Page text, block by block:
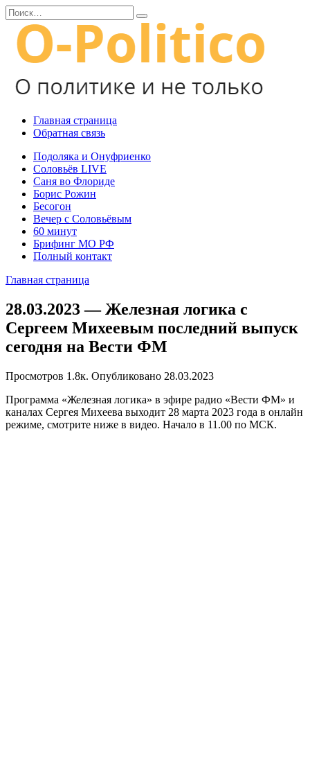
Перейти
к
содержанию
Search
for:
Главная страница
Обратная связь
Подоляка и Онуфриенко
Соловьёв LIVE
Саня во Флориде
Борис Рожин
Бесогон
Вечер с Соловьёвым
60 минут
Брифинг МО РФ
Полный контакт
Главная страница
28.03.2023 — Железная логика с
Сергеем Михеевым последний выпуск
сегодня на Вести ФМ
Просмотров 1.8к. Опубликовано 28.03.2023
Программа «Железная логика» в эфире радио «Вести ФМ» и
каналах Сергея Михеева выходит 28 марта 2023 года в онлайн
режиме, смотрите ниже в видео. Начало в 11.00 по МСК.